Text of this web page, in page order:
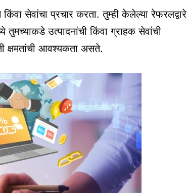
सेवांचा प्रचार करता. तुम्ही केलेल्या रेफरलद्वारे
तुमच्याकडे उत्पादनांची किंवा ग्राहक सेवांची
क्षमतांची आवश्यकता असते.